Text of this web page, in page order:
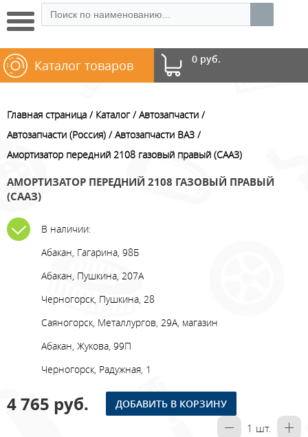
0 руб.
Каталог товаров
Главная страница Каталог
Автозапчасти
Автозапчасти (Россия)
Автозапчасти ВАЗ
Амортизатор передний 2108 газовый правый (СААЗ)
АМОРТИЗАТОР ПЕРЕДНИЙ 2108 ГАЗОВЫЙ ПРАВЫЙ
(СААЗ)
В наличии:
Абакан, Гагарина, 98Б
Абакан, Пушкина, 207А
Черногорск, Пушкина, 28
Саяногорск, Металлургов, 29А, магазин
Абакан, Жукова, 99П
Черногорск, Радужная, 1
4 765 руб. ДОБАВИТЬ В КОРЗИНУ
1 шт.